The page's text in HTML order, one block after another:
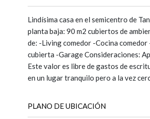
Lindísima casa en el semicentro de
planta baja: 90 m2 cubiertos de
de: -Living comedor -Cocina
cubierta -Garage Consideraciones:
Este valor es libre de gastos de
en un lugar tranquilo pero a la vez
PLANO DE UBICACIÓN